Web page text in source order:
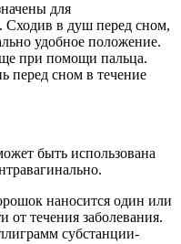
для
Сходив в душ перед сном,
удобное положение.
при помощи пальца.
перед сном в течение
быть использована
наносится один или
от течения заболевания.
субстанции-